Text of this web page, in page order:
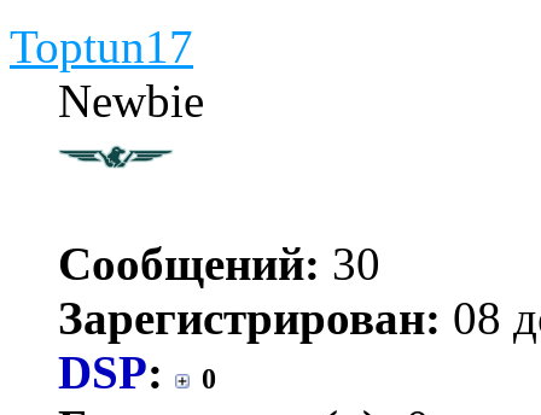
Toptun17
Newbie
Сообщений: 30
Зарегистрирован: 08
DSP: 0